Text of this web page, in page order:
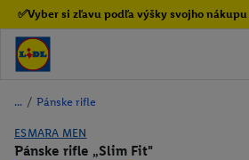
✅Vyber si zľavu podľa výšky svojho nákupu
/ Pánske rifle
ESMARA MEN
Pánske rifle „Slim Fit"